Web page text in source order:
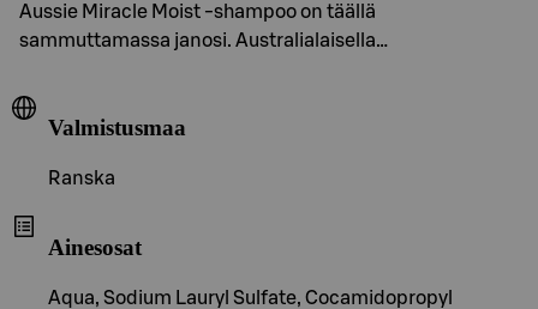
Aussie Miracle Moist -shampoo on täällä
sammuttamassa janosi. Australialaisella…
Valmistusmaa
Ranska
Ainesosat
Aqua, Sodium Lauryl Sulfate, Cocamidopropyl